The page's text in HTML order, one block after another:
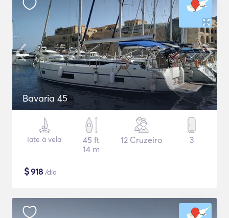
Bavaria 45
Iate à vela
45 ft
14 m
12 Cruzeiro 3
$918 /dia